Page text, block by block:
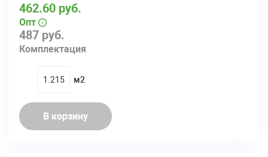
487 руб.
Комплектация
462.60 руб.
Опт
quantity
м2
В корзину